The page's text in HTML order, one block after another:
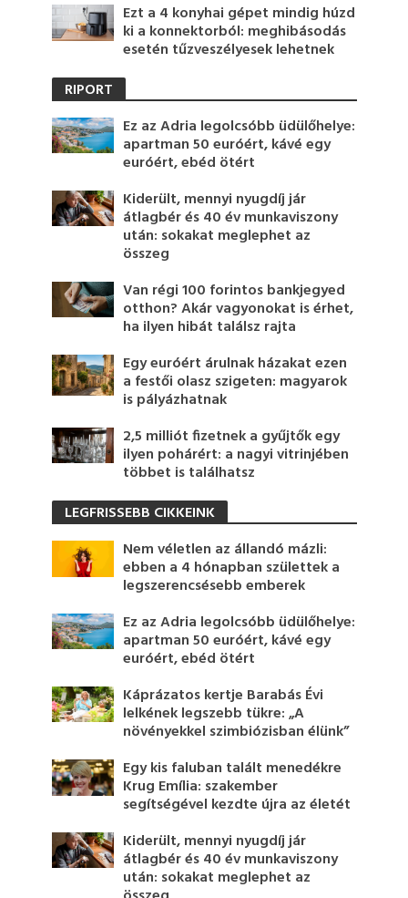
Ezt a 4 konyhai gépet mindig húzd
ki a konnektorból: meghibásodás
esetén tűzveszélyesek lehetnek
RIPORT
Ez az Adria legolcsóbb üdülőhelye:
apartman 50 euróért, kávé egy
euróért, ebéd ötért
Kiderült, mennyi nyugdíj jár
átlagbér és 40 év munkaviszony
után: sokakat meglephet az
összeg
Van régi 100 forintos bankjegyed
otthon? Akár vagyonokat is érhet,
ha ilyen hibát találsz rajta
Egy euróért árulnak házakat ezen
a festői olasz szigeten: magyarok
is pályázhatnak
2,5 milliót fizetnek a gyűjtők egy
ilyen pohárért: a nagyi vitrinjében
többet is találhatsz
LEGFRISSEBB CIKKEINK
Nem véletlen az állandó mázli:
ebben a 4 hónapban születtek a
legszerencsésebb emberek
Ez az Adria legolcsóbb üdülőhelye:
apartman 50 euróért, kávé egy
euróért, ebéd ötért
Káprázatos kertje Barabás Évi
lelkének legszebb tükre: „A
növényekkel szimbiózisban élünk”
Egy kis faluban talált menedékre
Krug Emília: szakember
segítségével kezdte újra az életét
Kiderült, mennyi nyugdíj jár
átlagbér és 40 év munkaviszony
után: sokakat meglephet az